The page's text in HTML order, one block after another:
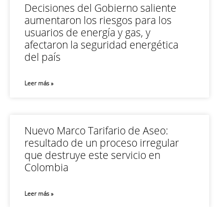
Decisiones del Gobierno saliente
aumentaron los riesgos para los
usuarios de energía y gas, y
afectaron la seguridad energética
del país
Leer más »
Nuevo Marco Tarifario de Aseo:
resultado de un proceso irregular
que destruye este servicio en
Colombia
Leer más »